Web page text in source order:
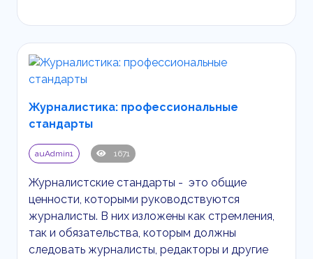
Журналистика: профессиональные
стандарты
auAdmin1 1671
Журналистские стандарты - это общие
ценности, которыми руководствуются
журналисты. В них изложены как стремления,
так и обязательства, которым должны
следовать журналисты, редакторы и другие